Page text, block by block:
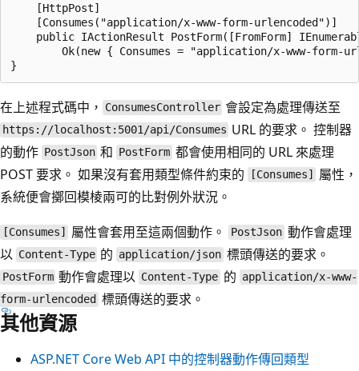
    [HttpPost]
    [Consumes("application/x-www-form-urlencoded")]
public IActionResult PostForm([FromForm]
Ok(new { Consumes = "application/x-www-form-
在上述程式碼中， ConsumesController 會設定為處理傳送至
https://localhost:5001/api/Consumes URL 的要求。 控制器
的動作 PostJson 和 PostForm 都會使用相同的 URL 來處理
POST 要求。 如果沒有套用類型條件約束的
[Consumes]
屬性，
系統便會擲回模棱兩可的比對例外狀況。
[Consumes] 屬性會套用至這兩個動作。 PostJson 動作會處理
以 Content-Type 的 application/json 標頭傳送的要求。
PostForm 動作會處理以 Content-Type 的 application/x-www-
form-urlencoded 標頭傳送的要求。
其他資源
ASP.NET Core Web API 中的控制器動作傳回類型